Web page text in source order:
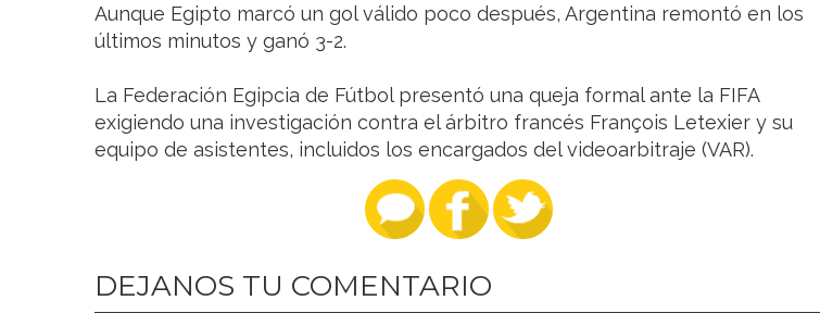
Aunque Egipto marcó un gol válido poco después, Argentina remontó en los
últimos minutos y ganó 3-2.
La Federación Egipcia de Fútbol presentó una queja formal ante la FIFA
exigiendo una investigación contra el árbitro francés François Letexier y su
equipo de asistentes, incluidos los encargados del videoarbitraje (VAR).
DEJANOS TU COMENTARIO